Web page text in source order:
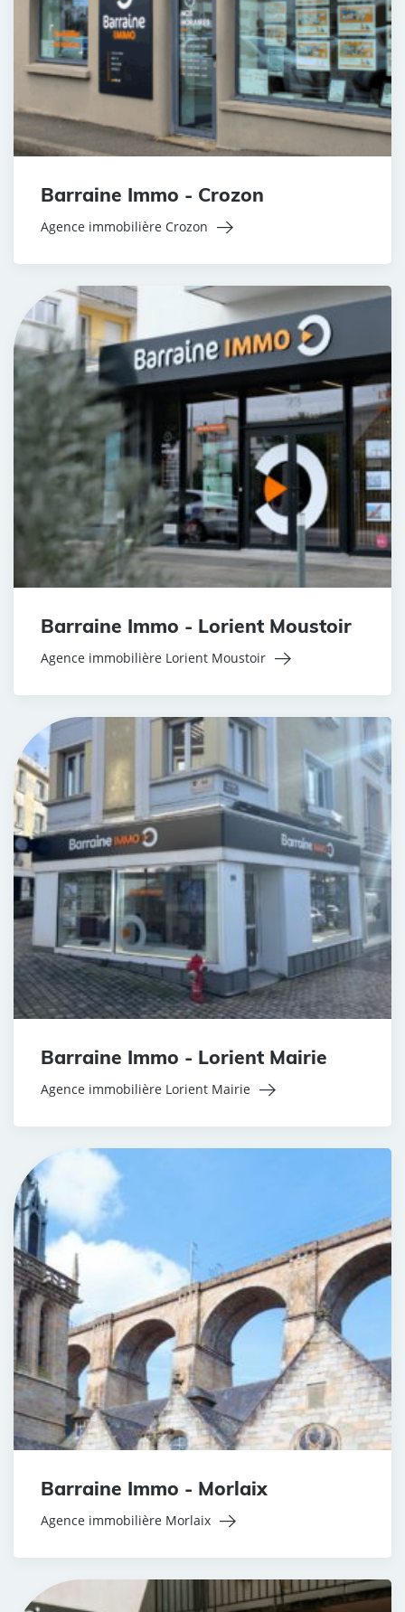
Barraine Immo - Crozon
Agence immobilière Crozon
Barraine Immo - Lorient Moustoir
Agence immobilière Lorient Moustoir
Barraine Immo - Lorient Mairie
Agence immobilière Lorient Mairie
Barraine Immo - Morlaix
Agence immobilière Morlaix